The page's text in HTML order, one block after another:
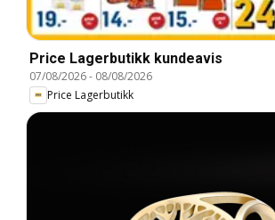
Price Lagerbutikk kundeavis
07/08/2026- 08/08/2026
Price Lagerbutikk